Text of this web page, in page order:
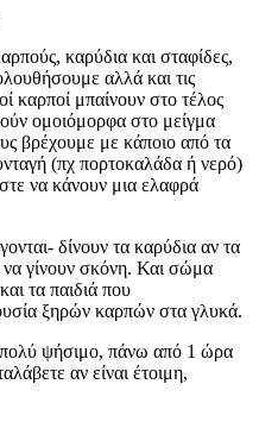
καρύδια και σταφίδες,
αλλά και τις
καρποί μπαίνουν στο τέλος
ομοιόμορφα στο μείγμα
βρέχουμε με κάποιο από τα
(πχ πορτοκαλάδα ή νερό)
να κάνουν μια ελαφρά
δίνουν τα καρύδια αν τα
να γίνουν σκόνη. Και σώμα
τα παιδιά που
ξηρών καρπών στα γλυκά.
ψήσιμο, πάνω από 1 ώρα
αν είναι έτοιμη,